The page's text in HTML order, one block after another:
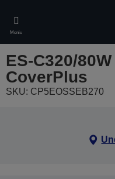
main
content
Meniu
ES-C320/
CoverPlus
SKU: CP5EOSSEB270